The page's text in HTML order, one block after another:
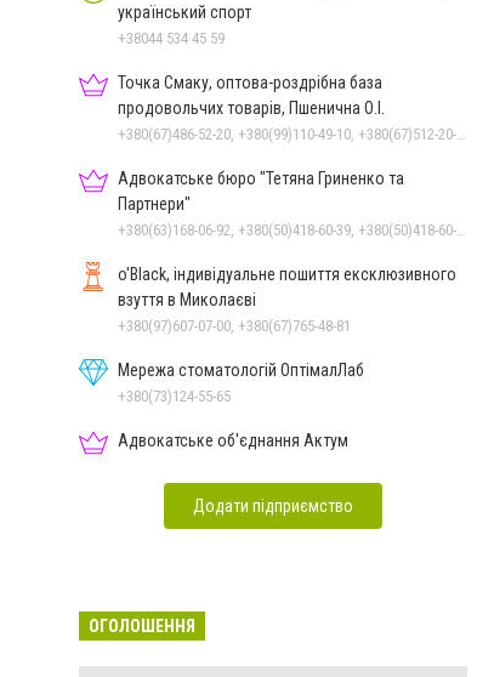
український спорт
+38044 534 45 59
Точка Смаку, оптова-роздрібна база
продовольчих товарів, Пшенична О.І.
Адвокатське бюро "Тетяна Гриненко та
Партнери"
o'Black, індивідуальне пошиття ексклюзивного
взуття в Миколаєві
+380(97)607-07-00, +380(67)765-48-81
Мережа стоматологій ОптімалЛаб
+380(73)124-55-65
Адвокатське об'єднання Актум
Додати підприємство
ОГОЛОШЕННЯ